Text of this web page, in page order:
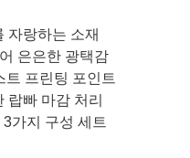
자랑하는 소재
은은한 광택감
트 프린팅 포인트
랍빠 마감 처리
가지 구성 세트